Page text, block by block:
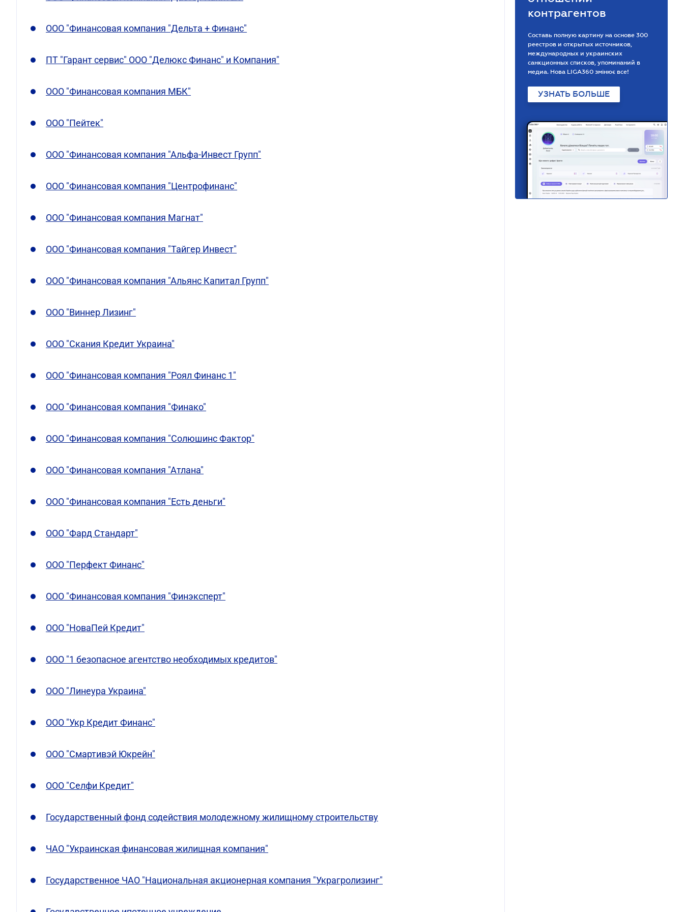
ООО "Финансовая компания "Дельта + Финанс"
ПТ "Гарант сервис" ООО "Делюкс Финанс" и Компания"
ООО "Финансовая компания МБК"
ООО "Пейтек"
ООО "Финансовая компания "Альфа-Инвест Групп"
ООО "Финансовая компания "Центрофинанс"
ООО "Финансовая компания Магнат"
ООО "Финансовая компания "Тайгер Инвест"
ООО "Финансовая компания "Альянс Капитал Групп"
ООО "Виннер Лизинг"
ООО "Скания Кредит Украина"
ООО "Финансовая компания "Роял Финанс 1"
ООО "Финансовая компания "Финако"
ООО "Финансовая компания "Солюшинс Фактор"
ООО "Финансовая компания "Атлана"
ООО "Финансовая компания "Есть деньги"
ООО "Фард Стандарт"
ООО "Перфект Финанс"
ООО "Финансовая компания "Финэксперт"
ООО "НоваПей Кредит"
ООО "1 безопасное агентство необходимых кредитов"
ООО "Линеура Украина"
ООО "Укр Кредит Финанс"
ООО "Смартивэй Юкрейн"
ООО "Селфи Кредит"
Государственный фонд содействия молодежному жилищному строительству
ЧАО "Украинская финансовая жилищная компания"
Государственное ЧАО "Национальная акционерная компания "Украгролизинг"
контрагентов
Составь полную картину на основе 300
реестров и открытых источников,
международных и украинских
санкционных списков, упоминаний в
медиа. Нова LIGA360 змінює все!
УЗНАТЬ БОЛЬШЕ